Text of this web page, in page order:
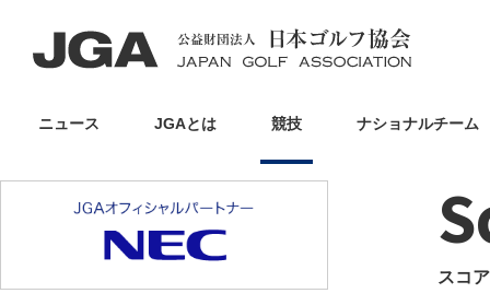
ニュース JGAとは 競技 ナショナルチーム
スコ